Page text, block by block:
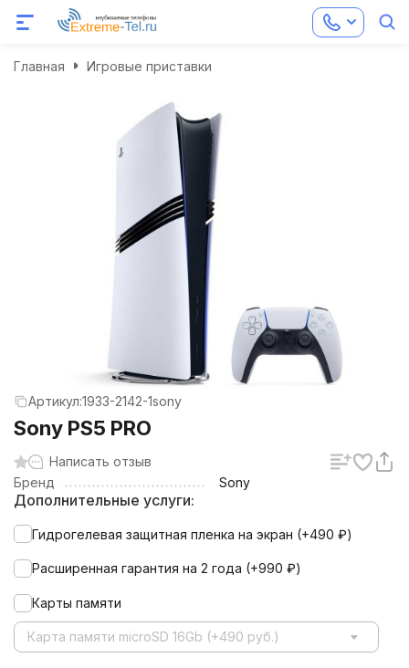
Главная Игровые приставки
Артикул:1933-2142-1sony
Sony PS5 PRO
Написать отзыв
Бренд
Sony
Дополнительные услуги:
Гидрогелевая защитная пленка на экран (+490 ₽)
Расширенная гарантия на 2 года (+990 ₽)
Карты памяти
Карта памяти microSD 16Gb (+490 руб.)